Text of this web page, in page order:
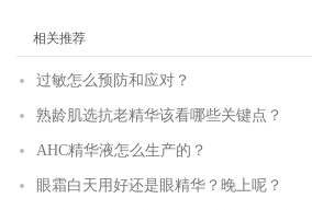
相关推荐
过敏怎么预防和应对？
熟龄肌选抗老精华该看哪些关键点？
AHC精华液怎么生产的？
眼霜白天用好还是眼精华？晚上呢？